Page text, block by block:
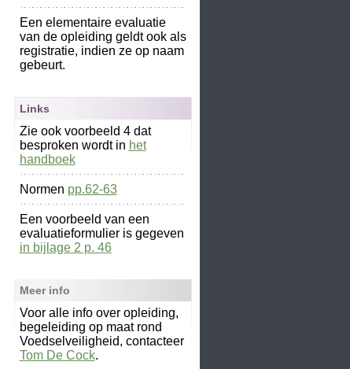
Een elementaire evaluatie
van de opleiding geldt ook als
registratie, indien ze op naam
gebeurt.
Links
Zie ook voorbeeld 4 dat
besproken wordt in het
handboek
Normen pp.62-63
Een voorbeeld van een
evaluatieformulier is gegeven
in bijlage 2 p. 46
Meer info
Voor alle info over opleiding,
begeleiding op maat rond
Voedselveiligheid, contacteer
Tom De Cock.